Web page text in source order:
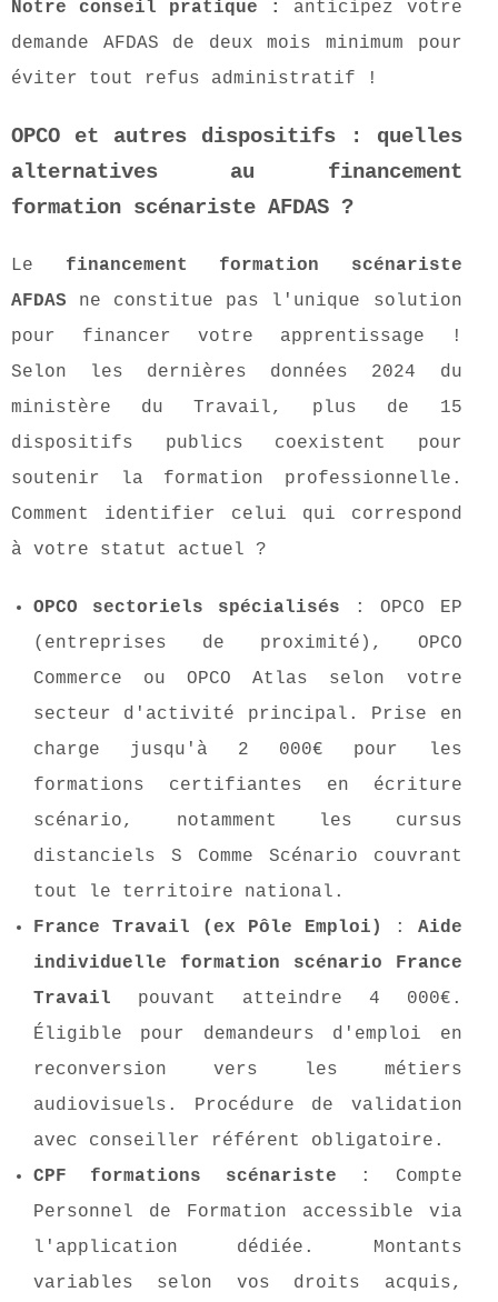
Notre conseil pratique :
anticipez votre
demande AFDAS de deux mois minimum pour
éviter tout refus administratif !
OPCO et autres dispositifs : quelles
alternatives au financement
formation scénariste AFDAS ?
Le financement formation scénariste
AFDAS ne constitue pas l'unique solution
pour financer votre apprentissage !
Selon les dernières données 2024 du
ministère du Travail, plus de 15
dispositifs publics coexistent pour
soutenir la formation professionnelle.
Comment identifier celui qui correspond
à votre statut actuel ?
OPCO sectoriels spécialisés : OPCO EP
(entreprises de proximité), OPCO
Commerce ou OPCO Atlas selon votre
secteur d'activité principal. Prise en
charge jusqu'à 2 000€ pour les
formations certifiantes en écriture
scénario, notamment les cursus
distanciels S Comme Scénario couvrant
tout le territoire national.
France Travail (ex Pôle Emploi)
: Aide
individuelle formation scénario France
Travail pouvant atteindre 4 000€.
Éligible pour demandeurs d'emploi en
reconversion vers les métiers
audiovisuels. Procédure de validation
avec conseiller référent obligatoire.
CPF formations scénariste : Compte
Personnel de Formation accessible via
l'application dédiée. Montants
variables selon vos droits acquis,